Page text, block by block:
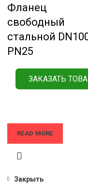
Фланец
свободный
стальной
РN25
ЗАКАЗАТЬ
READ MORE
Закрыть